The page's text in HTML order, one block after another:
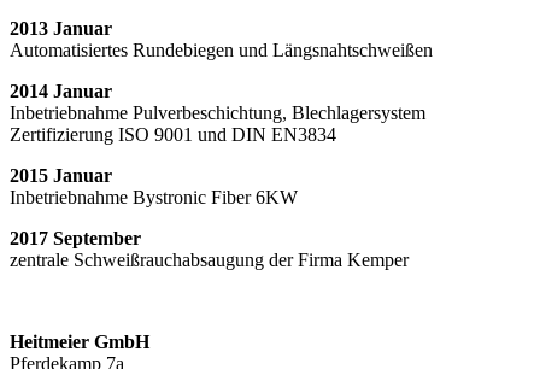
2013 Januar
Automatisiertes Rundebiegen und Längsnahtschweißen
2014 Januar
Inbetriebnahme Pulverbeschichtung, Blechlagersystem
Zertifizierung ISO 9001 und DIN EN3834
2015 Januar
Inbetriebnahme Bystronic Fiber 6KW
2017 September
zentrale Schweißrauchabsaugung der Firma Kemper
Heitmeier GmbH
Pferdekamp 7a